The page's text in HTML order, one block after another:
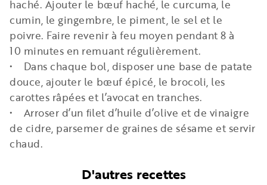
haché. Ajouter le bœuf haché, le curcuma, le
cumin, le gingembre, le piment, le sel et le
poivre. Faire revenir à feu moyen pendant 8 à
10 minutes en remuant régulièrement.
• Dans chaque bol, disposer une base de patate
douce, ajouter le bœuf épicé, le brocoli, les
carottes râpées et l’avocat en tranches.
• Arroser d’un ﬁlet d’huile d’olive et de vinaigre
de cidre, parsemer de graines de sésame et servir
chaud.
D'autres recettes